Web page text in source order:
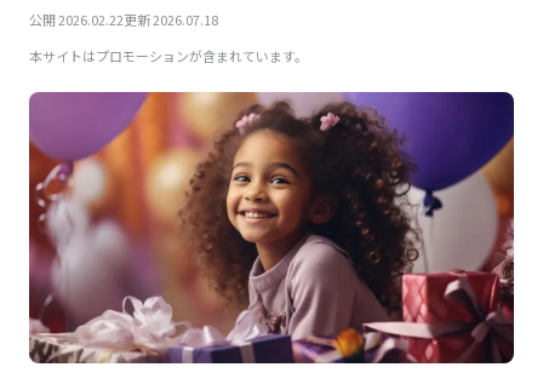
公開 2026.02.22更新 2026.07.18
本サイトはプロモーションが含まれています。